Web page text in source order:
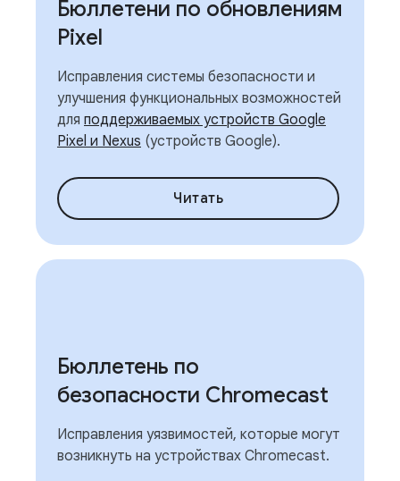
Бюллетени по обновлениям
Pixel
Исправления системы безопасности и
улучшения функциональных возможностей
для поддерживаемых устройств Google
Pixel и Nexus (устройств Google).
Читать
Бюллетень по
безопасности Chromecast
Исправления уязвимостей, которые могут
возникнуть на устройствах Chromecast.